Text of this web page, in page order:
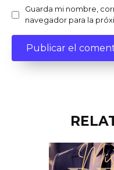
Guarda mi nombre,
navegador para la